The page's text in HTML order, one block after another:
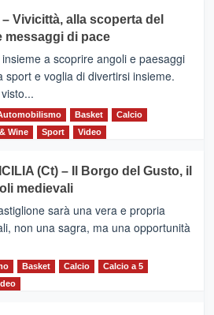
– Vivicittà, alla scoperta del
messaggi di pace
a scoprire angoli e paesaggi
sport e voglia di divertirsi insieme.
Basket
Calcio
Wine Sport Video
(Ct) – Il Borgo del Gusto, il
medievali
sarà una vera e propria
non una sagra, ma una opportunità
Basket Calcio
Calcio a 5